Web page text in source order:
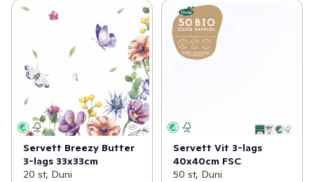
Servett Breezy Butter
3-lags 33x33cm
20 st, Duni
Servett Vit 3-lags
40x40cm FSC
50 st, Duni